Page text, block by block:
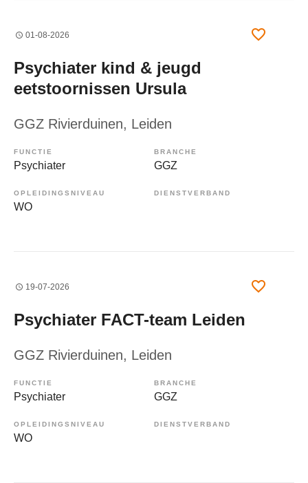
01-08-2026
Psychiater kind & jeugd
eetstoornissen Ursula
GGZ Rivierduinen, Leiden
FUNCTIE
Psychiater
BRANCHE
GGZ
OPLEIDINGSNIVEAU
WO
DIENSTVERBAND
19-07-2026
Psychiater FACT-team Leiden
GGZ Rivierduinen, Leiden
FUNCTIE
Psychiater
BRANCHE
GGZ
OPLEIDINGSNIVEAU
WO
DIENSTVERBAND